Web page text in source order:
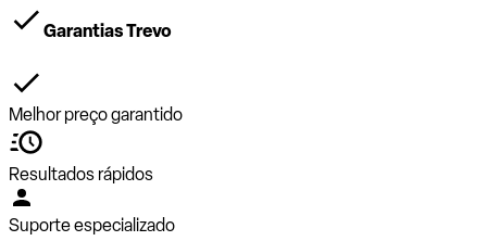
Garantias Trevo
Melhor preço garantido
Resultados rápidos
Suporte especializado